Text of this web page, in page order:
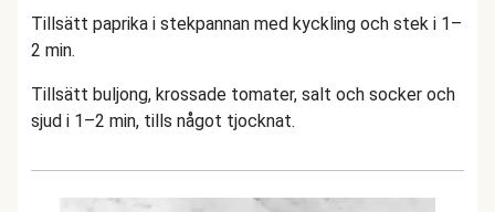
Tillsätt paprika i stekpannan med kyckling och stek i 1–
2 min.
Tillsätt buljong, krossade tomater, salt och socker och
sjud i 1–2 min, tills något tjocknat.